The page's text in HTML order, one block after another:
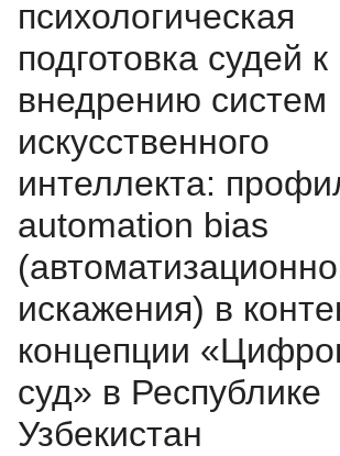
психологическая
подготовка судей к
внедрению систем
искусственного
интеллекта:
automation bias
искажения) в
концепции
суд» в Республике
Узбекистан